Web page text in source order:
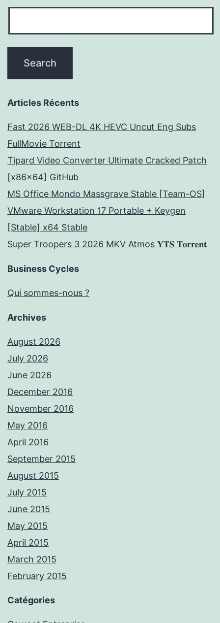
Articles Récents
Fast 2026 WEB-DL 4K HEVC Uncut Eng Subs
FullMov𝗂e Torrent
Tipard Video Converter Ultimate Cracked Patch
[x86x64] GitHub
MS Office Mondo Massgrave Stable [Team-OS]
VMware Workstation 17 Portable + Keygen
[Stable] x64 Stable
Super Troopers 3 2026 MKV Atmos 𝐘𝐓𝐒 𝐓𝐨𝐫𝐫𝐞𝐧𝐭
Business Cycles
Qui sommes-nous ?
Archives
August 2026
July 2026
June 2026
December 2016
November 2016
May 2016
April 2016
September 2015
August 2015
July 2015
June 2015
May 2015
April 2015
March 2015
February 2015
Catégories